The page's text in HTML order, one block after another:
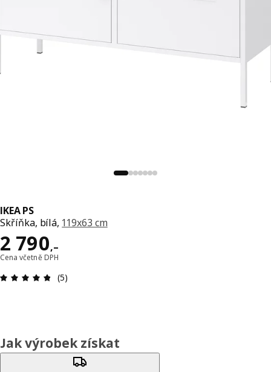
IKEA PS
Skříňka, bílá, 119x63 cm
2 790,–
Cena 2790,–
Cena včetně DPH
(5)
Jak výrobek získat